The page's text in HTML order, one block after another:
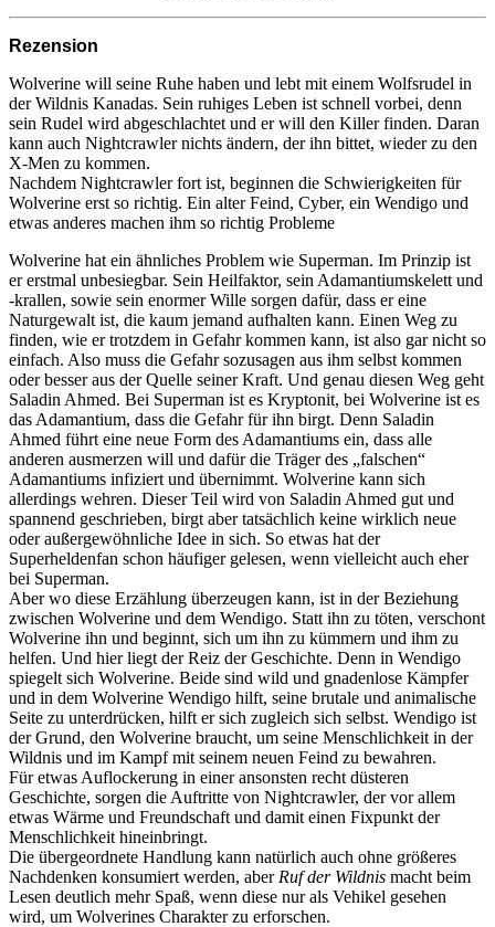
Rezension
Wolverine will seine Ruhe haben und lebt mit einem Wolfsrudel in
der Wildnis Kanadas. Sein ruhiges Leben ist schnell vorbei, denn
sein Rudel wird abgeschlachtet und er will den Killer finden. Daran
kann auch Nightcrawler nichts ändern, der ihn bittet, wieder zu den
X-Men zu kommen.
Nachdem Nightcrawler fort ist, beginnen die Schwierigkeiten für
Wolverine erst so richtig. Ein alter Feind, Cyber, ein Wendigo und
etwas anderes machen ihm so richtig Probleme
Wolverine hat ein ähnliches Problem wie Superman. Im Prinzip ist
er erstmal unbesiegbar. Sein Heilfaktor, sein Adamantiumskelett und
-krallen, sowie sein enormer Wille sorgen dafür, dass er eine
Naturgewalt ist, die kaum jemand aufhalten kann. Einen Weg zu
finden, wie er trotzdem in Gefahr kommen kann, ist also gar nicht so
einfach. Also muss die Gefahr sozusagen aus ihm selbst kommen
oder besser aus der Quelle seiner Kraft. Und genau diesen Weg geht
Saladin Ahmed. Bei Superman ist es Kryptonit, bei Wolverine ist es
das Adamantium, dass die Gefahr für ihn birgt. Denn Saladin
Ahmed führt eine neue Form des Adamantiums ein, dass alle
anderen ausmerzen will und dafür die Träger des „falschen“
Adamantiums infiziert und übernimmt. Wolverine kann sich
allerdings wehren. Dieser Teil wird von Saladin Ahmed gut und
spannend geschrieben, birgt aber tatsächlich keine wirklich neue
oder außergewöhnliche Idee in sich. So etwas hat der
Superheldenfan schon häufiger gelesen, wenn vielleicht auch eher
bei Superman.
Aber wo diese Erzählung überzeugen kann, ist in der Beziehung
zwischen Wolverine und dem Wendigo. Statt ihn zu töten, verschont
Wolverine ihn und beginnt, sich um ihn zu kümmern und ihm zu
helfen. Und hier liegt der Reiz der Geschichte. Denn in Wendigo
spiegelt sich Wolverine. Beide sind wild und gnadenlose Kämpfer
und in dem Wolverine Wendigo hilft, seine brutale und animalische
Seite zu unterdrücken, hilft er sich zugleich sich selbst. Wendigo ist
der Grund, den Wolverine braucht, um seine Menschlichkeit in der
Wildnis und im Kampf mit seinem neuen Feind zu bewahren.
Für etwas Auflockerung in einer ansonsten recht düsteren
Geschichte, sorgen die Auftritte von Nightcrawler, der vor allem
etwas Wärme und Freundschaft und damit einen Fixpunkt der
Menschlichkeit hineinbringt.
Die übergeordnete Handlung kann natürlich auch ohne größeres
Nachdenken konsumiert werden, aber Ruf der Wildnis macht beim
Lesen deutlich mehr Spaß, wenn diese nur als Vehikel gesehen
wird, um Wolverines Charakter zu erforschen.